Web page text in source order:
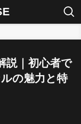
説｜初心者で
の魅力と特